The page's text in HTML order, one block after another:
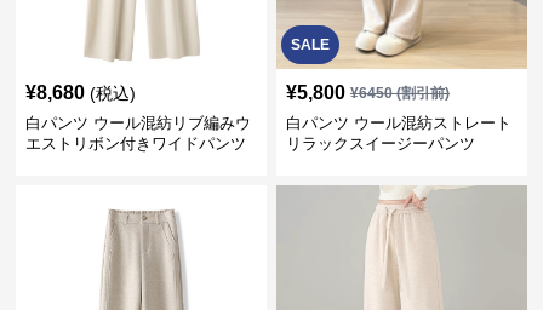
¥8,680 (税込)
白パンツ ウール混紡リブ編みウ
エストリボン付きワイドパンツ
SALE
¥5,800 ¥6450(割引前)
白パンツ ウール混紡ストレート
リラックスイージーパンツ